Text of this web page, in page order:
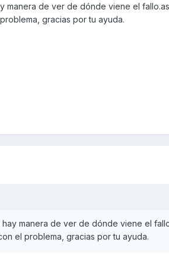
manera de ver de dónde viene el
gracias por tu ayuda.
manera de ver de dónde viene el
el problema, gracias por tu ayuda.